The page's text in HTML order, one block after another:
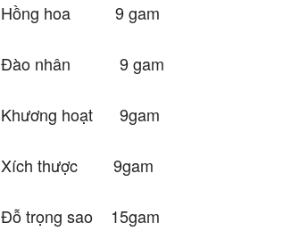
Hồng hoa 9 gam
Đào nhân 9 gam
Khương hoạt 9gam
Xích thược 9gam
Đỗ trọng sao 15gam